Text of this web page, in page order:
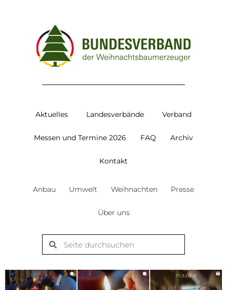
Aktuelles Landesverbände Verband
Messen und Termine 2026 FAQ Archiv
Kontakt
Anbau Umwelt Weihnachten Presse
Über uns